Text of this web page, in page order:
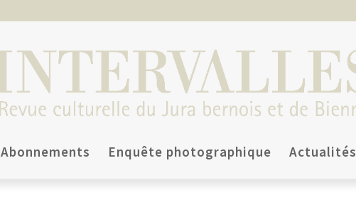
Abonnements Enquête photographique Actualités